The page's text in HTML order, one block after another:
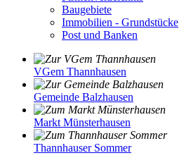
Baugebiete
Immobilien - Grundstücke
Post und Banken
VGem Thannhausen
Gemeinde Balzhausen
Markt Münsterhausen
Thannhauser Sommer